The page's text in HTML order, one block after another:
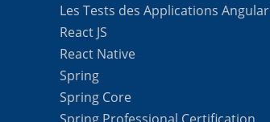
Les Tests des Applications Angular
React JS
React Native
Spring
Spring Core